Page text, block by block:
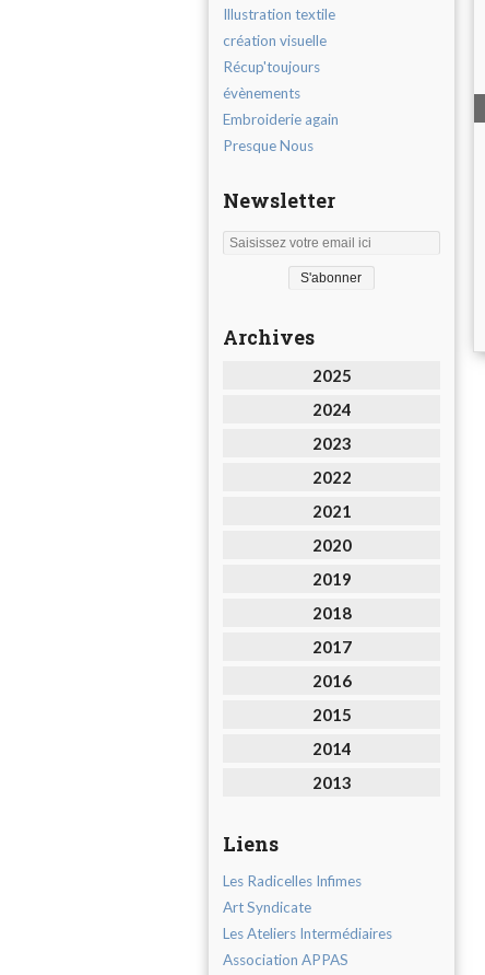
Illustration textile
création visuelle
Récup'toujours
évènements
Embroiderie again
Presque Nous
Newsletter
Archives
2025
2024
2023
2022
2021
2020
2019
2018
2017
2016
2015
2014
2013
Liens
Les Radicelles Infimes
Art Syndicate
Les Ateliers Intermédiaires
Association APPAS